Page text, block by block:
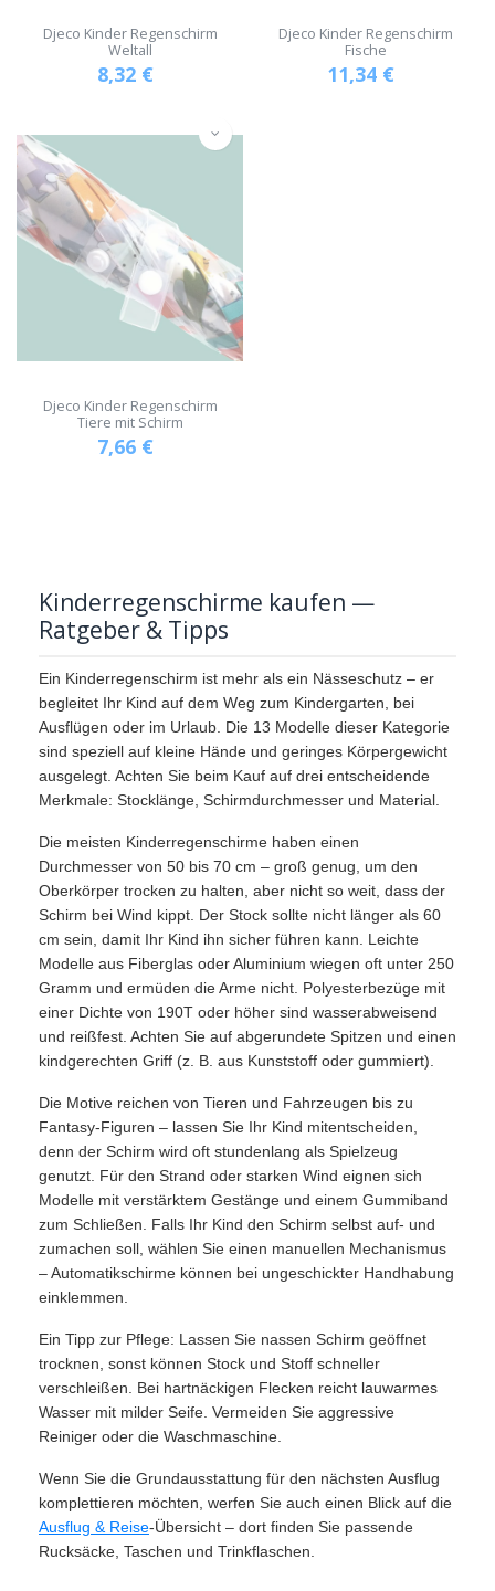
Djeco Kinder Regenschirm
Weltall
8,32 €
Djeco Kinder Regenschirm
Fische
11,34 €
Djeco Kinder Regenschirm
Tiere mit Schirm
7,66 €
Kinderregenschirme kaufen —
Ratgeber & Tipps
Ein Kinderregenschirm ist mehr als ein Nässeschutz – er
begleitet Ihr Kind auf dem Weg zum Kindergarten, bei
Ausflügen oder im Urlaub. Die 13 Modelle dieser Kategorie
sind speziell auf kleine Hände und geringes Körpergewicht
ausgelegt. Achten Sie beim Kauf auf drei entscheidende
Merkmale: Stocklänge, Schirmdurchmesser und Material.
Die meisten Kinderregenschirme haben einen
Durchmesser von 50 bis 70 cm – groß genug, um den
Oberkörper trocken zu halten, aber nicht so weit, dass der
Schirm bei Wind kippt. Der Stock sollte nicht länger als 60
cm sein, damit Ihr Kind ihn sicher führen kann. Leichte
Modelle aus Fiberglas oder Aluminium wiegen oft unter 250
Gramm und ermüden die Arme nicht. Polyesterbezüge mit
einer Dichte von 190T oder höher sind wasserabweisend
und reißfest. Achten Sie auf abgerundete Spitzen und einen
kindgerechten Griff (z. B. aus Kunststoff oder gummiert).
Die Motive reichen von Tieren und Fahrzeugen bis zu
Fantasy-Figuren – lassen Sie Ihr Kind mitentscheiden,
denn der Schirm wird oft stundenlang als Spielzeug
genutzt. Für den Strand oder starken Wind eignen sich
Modelle mit verstärktem Gestänge und einem Gummiband
zum Schließen. Falls Ihr Kind den Schirm selbst auf- und
zumachen soll, wählen Sie einen manuellen Mechanismus
– Automatikschirme können bei ungeschickter Handhabung
einklemmen.
Ein Tipp zur Pflege: Lassen Sie nassen Schirm geöffnet
trocknen, sonst können Stock und Stoff schneller
verschleißen. Bei hartnäckigen Flecken reicht lauwarmes
Wasser mit milder Seife. Vermeiden Sie aggressive
Reiniger oder die Waschmaschine.
Wenn Sie die Grundausstattung für den nächsten Ausflug
komplettieren möchten, werfen Sie auch einen Blick auf die
Ausflug & Reise-Übersicht – dort finden Sie passende
Rucksäcke, Taschen und Trinkflaschen.